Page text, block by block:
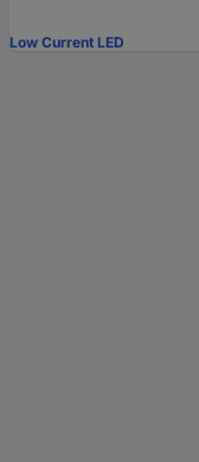
Low Current LED